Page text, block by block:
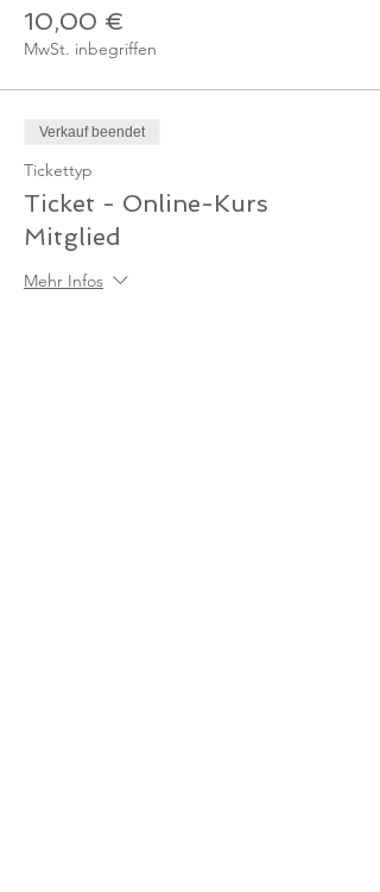
10,00 €
MwSt. inbegriffen
Verkauf beendet
Tickettyp
Ticket - Online-Kurs
Mitglied
Mehr Infos